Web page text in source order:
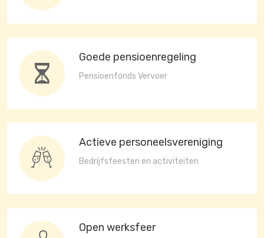
Goede pensioenregeling
Pensioenfonds Vervoer
Actieve personeelsvereniging
Bedrijfsfeesten en activiteiten
Open werksfeer